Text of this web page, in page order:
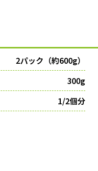
2パック（約600g）
300g
1/2個分